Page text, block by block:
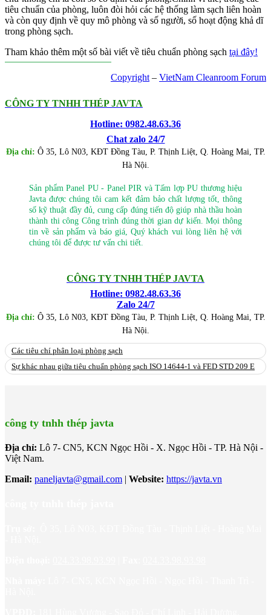
tiêu chuẩn của phòng, luôn đòi hỏi các hệ thống làm sạch liên hoàn
và còn quy định về quy mô phòng và số người, số hoạt động khả dĩ
trong phòng sạch.
Tham khảo thêm một số bài viết về tiêu chuẩn phòng sạch tại đây!
Copyright – VietNam Cleanroom Forum
CÔNG TY TNHH THÉP JAVTA
Hotline: 0982.48.63.36
Chat zalo 24/7
Địa chỉ: Ô 35, Lô N03, KĐT Đồng Tàu, P. Thịnh Liệt, Q. Hoàng Mai, TP.
Hà Nội.
Sản phẩm Panel PU - Panel PIR và Tấm lợp PU thương hiệu
Javta được chúng tôi cam kết đảm bảo chất lượng tốt, thông
số kỹ thuật đầy đủ, cung cấp đúng tiến độ giúp nhà thầu hoàn
thành thi công Công trình đúng thời gian dự kiến. Mọi thông
tin về sản phẩm và báo giá, Quý khách vui lòng liên hệ với
chúng tôi để được tư vấn chi tiết.
CÔNG TY TNHH THÉP JAVTA
Hotline: 0982.48.63.36
Zalo 24/7
Địa chỉ: Ô 35, Lô N03, KĐT Đồng Tàu, P. Thịnh Liệt, Q. Hoàng Mai, TP.
Hà Nội.
Các tiêu chí phân loại phòng sạch
Sự khác nhau giữa tiêu chuẩn phòng sạch ISO 14644-1 và FED STD 209 E
công ty tnhh thép javta
Địa chỉ: Lô 7- CN5, KCN Ngọc Hồi - X. Ngọc Hồi - TP. Hà Nội -
Việt Nam.
Email: paneljavta@gmail.com | Website: https://javta.vn